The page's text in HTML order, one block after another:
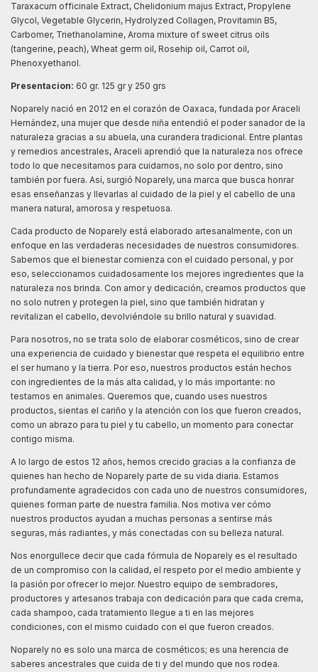
Taraxacum officinale Extract, Chelidonium majus Extract, Propylene
Glycol, Vegetable Glycerin, Hydrolyzed Collagen, Provitamin B5,
Carbomer, Triethanolamine, Aroma mixture of sweet citrus oils
(tangerine, peach), Wheat germ oil, Rosehip oil, Carrot oil,
Phenoxyethanol.
Presentacion: 60 gr. 125 gr y 250 grs
Noparely nació en 2012 en el corazón de Oaxaca, fundada por Araceli
Hernández, una mujer que desde niña entendió el poder sanador de la
naturaleza gracias a su abuela, una curandera tradicional. Entre plantas
y remedios ancestrales, Araceli aprendió que la naturaleza nos ofrece
todo lo que necesitamos para cuidarnos, no solo por dentro, sino
también por fuera. Así, surgió Noparely, una marca que busca honrar
esas enseñanzas y llevarlas al cuidado de la piel y el cabello de una
manera natural, amorosa y respetuosa.
Cada producto de Noparely está elaborado artesanalmente, con un
enfoque en las verdaderas necesidades de nuestros consumidores.
Sabemos que el bienestar comienza con el cuidado personal, y por
eso, seleccionamos cuidadosamente los mejores ingredientes que la
naturaleza nos brinda. Con amor y dedicación, creamos productos que
no solo nutren y protegen la piel, sino que también hidratan y
revitalizan el cabello, devolviéndole su brillo natural y suavidad.
Para nosotros, no se trata solo de elaborar cosméticos, sino de crear
una experiencia de cuidado y bienestar que respeta el equilibrio entre
el ser humano y la tierra. Por eso, nuestros productos están hechos
con ingredientes de la más alta calidad, y lo más importante: no
testamos en animales. Queremos que, cuando uses nuestros
productos, sientas el cariño y la atención con los que fueron creados,
como un abrazo para tu piel y tu cabello, un momento para conectar
contigo misma.
A lo largo de estos 12 años, hemos crecido gracias a la confianza de
quienes han hecho de Noparely parte de su vida diaria. Estamos
profundamente agradecidos con cada uno de nuestros consumidores,
quienes forman parte de nuestra familia. Nos motiva ver cómo
nuestros productos ayudan a muchas personas a sentirse más
seguras, más radiantes, y más conectadas con su belleza natural.
Nos enorgullece decir que cada fórmula de Noparely es el resultado
de un compromiso con la calidad, el respeto por el medio ambiente y
la pasión por ofrecer lo mejor. Nuestro equipo de sembradores,
productores y artesanos trabaja con dedicación para que cada crema,
cada shampoo, cada tratamiento llegue a ti en las mejores
condiciones, con el mismo cuidado con el que fueron creados.
Noparely no es solo una marca de cosméticos; es una herencia de
saberes ancestrales que cuida de ti y del mundo que nos rodea.